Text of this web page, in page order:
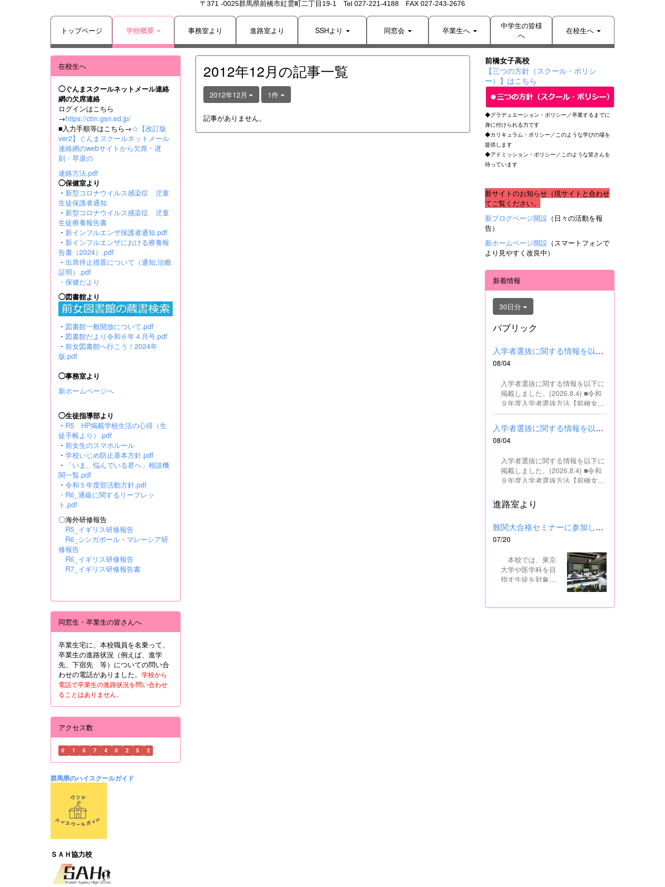
〒371 -0025群馬県前橋市紅雲町二丁目19-1 Tel 027-221-4188 FAX 027-243-2676
トップページ 学校概要 事務室より 進路室より SSHより 同窓会 卒業生へ
中学生の皆様
へ
在校生へ
2012年12月の記事一覧
2012年12月 1件
記事がありません。
在校生へ
◯ぐんまスクールネットメール連絡
網の欠席連絡
ログインはこちら
→https://ctm.gsn.ed.jp/
■入力手順等はこちら→☆【改訂版
ver2】ぐんまスクールネットメール
連絡網のwebサイトから欠席・遅
刻・早退の
連絡方法.pdf
◯保健室より
・ 新型コロナウイルス感染症 児童
生徒保護者通知
・ 新型コロナウイルス感染症 児童
生徒療養報告書
・ 新インフルエンザ保護者通知.pdf
・ 新インフルエンザにおける療養報
告書（2024）.pdf
・ 出席停止措置について（通知,治癒
証明）.pdf
・ 保健だより
◯図書館より
・ 図書館一般開放について.pdf
・ 図書館だより令和６年４月号.pdf
・ 前女図書館へ行こう！2024年
版.pdf
◯事務室より
新ホームページへ
◯生徒指導部より
・ R5 HP掲載学校生活の心得（生
徒手帳より）.pdf
・ 前女生のスマホルール
・ 学校いじめ防止基本方針.pdf
・
「いま、悩んでいる君へ」相談機
関一覧.pdf
・ 令和５年度部活動方針.pdf
・ R6_通級に関するリーフレッ
ト.pdf
〇海外研修報告
R5_イギリス研修報告
R6_シンガポール・マレーシア研
修報告
R6_イギリス研修報告
R7_イギリス研修報告書
同窓生・卒業生の皆さんへ
卒業生宅に、本校職員を名乗って、
卒業生の進路状況（例えば、進学
先、下宿先 等）についての問い合
わせの電話がありました。 学校から
電話で卒業生の進路状況を問い合わせ
ることはありません。
アクセス数
0 1 6 7 4 0 2 5 2
群馬県のハイスクールガイド
ＳＡＨ協力校
前橋女子高校
【三つの方針（スクール・ポリシ
ー）】はこちら
◆グラデュエーション・ポリシー／卒業するまでに
身に付けられる力です
◆カリキュラム・ポリシー／このような学びの場を
提供します
◆アドミッション・ポリシー／このような皆さんを
待っています
新サイトのお知らせ（現サイトと合わせ
てご覧ください。
新ブログページ開設 （日々の活動を報
告）
新ホームページ開設 （スマートフォンで
より見やすく改良中）
新着情報
30日分
パブリック
入学者選抜に関する情報を以下に掲載しました。(2026.8.4) ■令和...
08/04
入学者選抜に関する情報を以下に
掲載しました。(2026.8.4) ■令和
９年度入学者選抜方法【前橋女子
高校】pdf はこちら ■群馬県教育
委員会webサイト 高校入試に関
するページはこちら
入学者選抜に関する情報を以下に掲載しました。(2026.8.4) ■令和...
08/04
入学者選抜に関する情報を以下に
掲載しました。(2026.8.4) ■令和
９年度入学者選抜方法【前橋女子
委員会webサイト 高校入試に関
するページはこちら
進路室より
難関大合格セミナーに参加しました
07/20
本校では、東京
大学や医学科を目
指す生徒を対象
格セミナーを行っ